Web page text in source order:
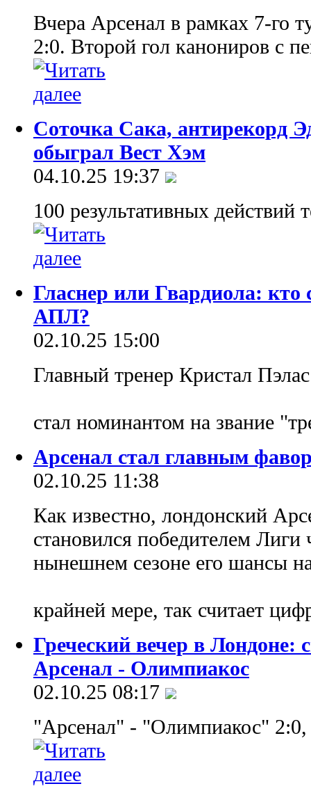
Вчера Арсенал в рамках 7-го
2:0. Второй гол канониров с
Соточка Сака, антирекорд
обыграл Вест Хэм
04.10.25 19:37
100 результативных
Гласнер или Гвардиола: кто
АПЛ?
02.10.25 15:00
Главный тренер Кристал
стал номинантом на звание
Арсенал стал главным
02.10.25 11:38
Как известно, лондонский
становился победителем
нынешнем сезоне его шансы
крайней мере, так считает
Греческий вечер в Лондоне:
Арсенал - Олимпиакос
02.10.25 08:17
"Арсенал" - "Олимпиакос" 2:0,